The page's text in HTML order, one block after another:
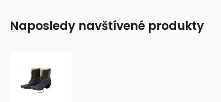
Naposledy navštívené produkty